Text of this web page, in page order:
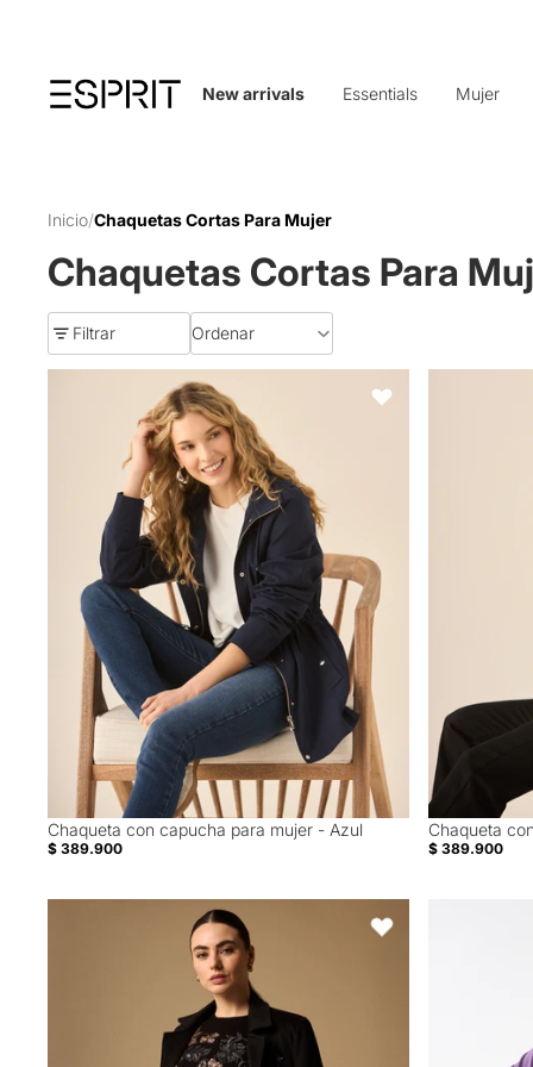
New arrivals Essentials Mujer
Inicio/Chaquetas Cortas Para Mujer
Chaquetas Cortas Para
Filtrar Ordenar
Chaqueta con capucha para mujer - Azul
Chaqueta con capucha para mujer - Azul
$ 389.900
Favoritos
Chaqueta
$ 389.900
Abrigo Negro Largo con Solapas Clásicas - Negro
Favoritos